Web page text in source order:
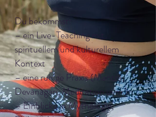
Du bekommst:
– ein Live-Teaching mit
spirituellem und kulturellem
Kontext
– eine ruhige Praxis (Mantra,
Devanagari, Meditation uvm.)
– Einblicke in Mythologie,